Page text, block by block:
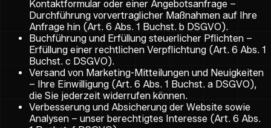
Kontaktformular oder einer Angebotsanfrage –
Durchführung vorvertraglicher Maßnahmen auf Ihre
Anfrage hin (Art. 6 Abs. 1 Buchst. b DSGVO).
Buchführung und Erfüllung steuerlicher Pflichten –
Erfüllung einer rechtlichen Verpflichtung (Art. 6 Abs. 1
Buchst. c DSGVO).
Versand von Marketing-Mitteilungen und Neuigkeiten
– Ihre Einwilligung (Art. 6 Abs. 1 Buchst. a DSGVO),
die Sie jederzeit widerrufen können.
Verbesserung und Absicherung der Website sowie
Analysen – unser berechtigtes Interesse (Art. 6 Abs.